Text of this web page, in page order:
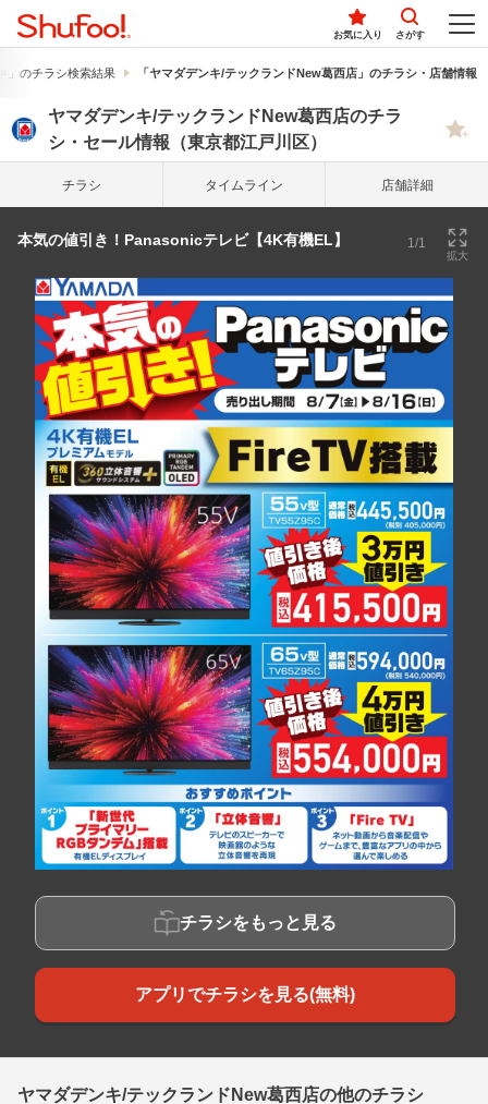
お気に入り さがす
」のチラシ検索結果 「ヤマダデンキ/テックランドNew葛西店」のチラシ・店舗情報
ヤマダデンキ/テックランドNew葛西店のチラ
シ・セール情報（東京都江戸川区）
チラシ タイム ライン 店舗詳細
本気の値引き！Panasonicテレビ【4K有機EL】 1/1
拡大
チラシをもっと見る
アプリでチラシを見る(無料)
ヤマダデンキ/テックランドNew葛西店の他のチラシ